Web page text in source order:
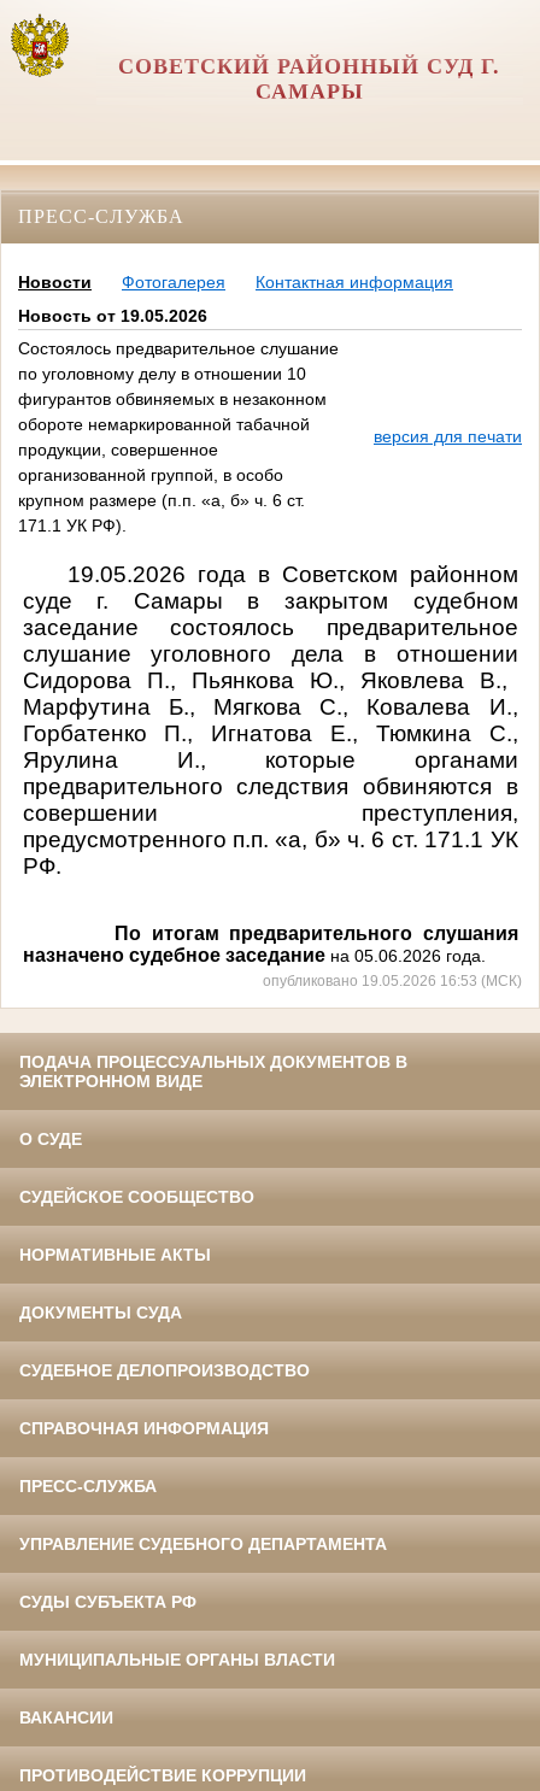
СОВЕТСКИЙ РАЙОННЫЙ СУД Г.
САМАРЫ
ПРЕСС-СЛУЖБА
Новости Фотогалерея
Контактная информация
Новость от 19.05.2026
Состоялось предварительное слушание
по уголовному делу в отношении 10
фигурантов обвиняемых в незаконном
обороте немаркированной табачной
продукции, совершенное
организованной группой, в особо
крупном размере (п.п. «а, б» ч. 6 ст.
171.1 УК РФ).
версия для печати
19.05.2026 года в Советском районном
суде г. Самары в закрытом судебном
заседание состоялось предварительное
слушание уголовного дела в отношении
Сидорова П., Пьянкова Ю., Яковлева В.,
Марфутина Б., Мягкова С., Ковалева И.,
Горбатенко П., Игнатова Е., Тюмкина С.,
Ярулина И., которые
органами
предварительного следствия обвиняются в
совершении преступления,
предусмотренного п.п. «а, б» ч. 6 ст. 171.1 УК
РФ.
По итогам предварительного слушания
назначено судебное заседание на 05.06.2026 года.
опубликовано 19.05.2026 16:53 (МСК)
ПОДАЧА ПРОЦЕССУАЛЬНЫХ ДОКУМЕНТОВ В
ЭЛЕКТРОННОМ ВИДЕ
О СУДЕ
СУДЕЙСКОЕ СООБЩЕСТВО
НОРМАТИВНЫЕ АКТЫ
ДОКУМЕНТЫ СУДА
СУДЕБНОЕ ДЕЛОПРОИЗВОДСТВО
СПРАВОЧНАЯ ИНФОРМАЦИЯ
ПРЕСС-СЛУЖБА
УПРАВЛЕНИЕ СУДЕБНОГО ДЕПАРТАМЕНТА
СУДЫ СУБЪЕКТА РФ
МУНИЦИПАЛЬНЫЕ ОРГАНЫ ВЛАСТИ
ВАКАНСИИ
ПРОТИВОДЕЙСТВИЕ КОРРУПЦИИ